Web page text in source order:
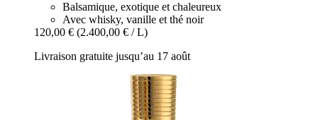
Balsamique, exotique et chaleureux
Avec whisky, vanille et thé noir
120,00 € (2.400,00 € / L)
Livraison gratuite jusqu’au 17 août